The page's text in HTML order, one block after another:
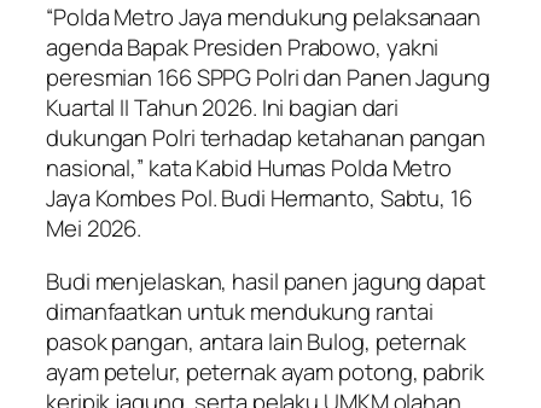
“Polda Metro Jaya mendukung pelaksanaan
agenda Bapak Presiden Prabowo, yakni
peresmian 166 SPPG Polri dan Panen Jagung
Kuartal II Tahun 2026. Ini bagian dari
dukungan Polri terhadap ketahanan pangan
nasional,” kata Kabid Humas Polda Metro
Jaya Kombes Pol. Budi Hermanto, Sabtu, 16
Mei 2026.
Budi menjelaskan, hasil panen jagung dapat
dimanfaatkan untuk mendukung rantai
pasok pangan, antara lain Bulog, peternak
ayam petelur, peternak ayam potong, pabrik